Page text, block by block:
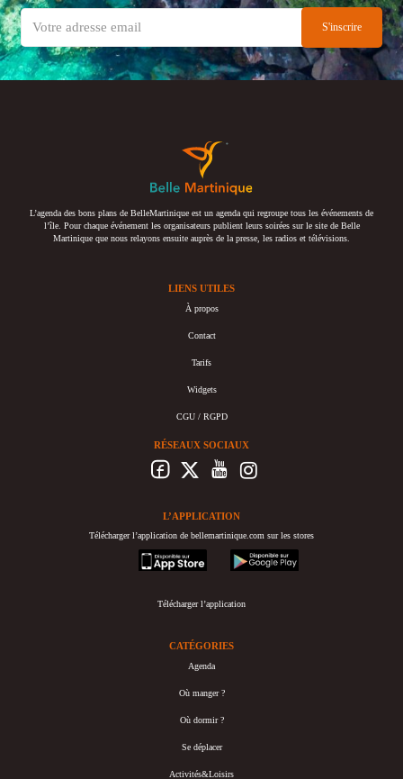
L’agenda des bons plans de BelleMartinique est un agenda qui regroupe tous les événements de
l’île. Pour chaque événement les organisateurs publient leurs soirées sur le site de Belle
Martinique que nous relayons ensuite auprès de la presse, les radios et télévisions.
LIENS UTILES
À propos
Contact
Tarifs
Widgets
CGU / RGPD
RÉSEAUX SOCIAUX
L’APPLICATION
Télécharger l’application de bellemartinique.com sur les stores
appstore
googleplay
Télécharger l’application
CATÉGORIES
Agenda
Où manger ?
Où dormir ?
Se déplacer
Activités&Loisirs